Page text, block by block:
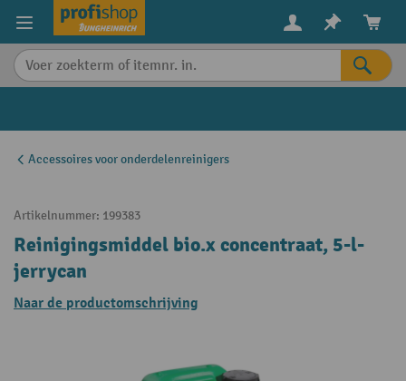
content
Accessoires voor onderdelenreinigers
Artikelnummer: 199383
Reinigingsmiddel bio.x concentraat, 5-l-
jerrycan
Naar de productomschrijving